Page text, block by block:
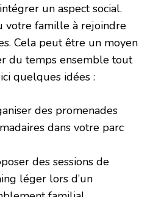
un aspect social.
votre famille à rejoindre
Cela peut être un moyen
du temps ensemble tout
quelques idées :
des promenades
dans votre parc
des sessions de
léger lors d’un